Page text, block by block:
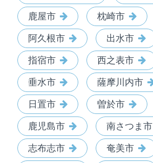
鹿屋市 枕崎市
阿久根市 出水市
指宿市 西之表市
垂水市 薩摩川内市
日置市 曽於市
鹿児島市 南さつま市
志布志市 奄美市